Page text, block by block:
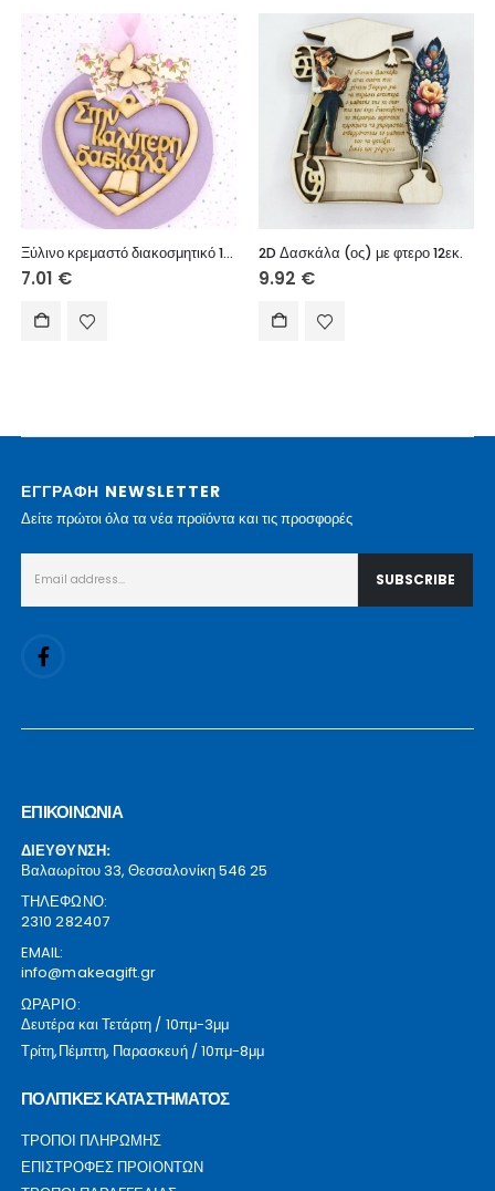
Ξύλινο κρεμαστό διακοσμητικό 12 εκ. (Στην καλύτερη δασκάλα)
7.01 €
2D Δασκάλα (ος) με φτερο 12εκ.
9.92 €
ΕΓΓΡΑΦΗ NEWSLETTER
Δείτε πρώτοι όλα τα νέα προϊόντα και τις προσφορές
ΕΠΙΚΟΙΝΩΝΙΑ
ΔΙΕΥΘΥΝΣΗ:
Βαλαωρίτου 33, Θεσσαλονίκη 546 25
ΤΗΛΕΦΩΝΟ:
2310 282407
EMAIL:
info@makeagift.gr
ΩΡΑΡΙΟ:
Δευτέρα και Τετάρτη / 10πμ-3μμ
Τρίτη,Πέμπτη, Παρασκευή / 10πμ-8μμ
ΠΟΛΙΤΙΚΕΣ ΚΑΤΑΣΤΗΜΑΤΟΣ
ΤΡΟΠΟΙ ΠΛΗΡΩΜΗΣ
ΕΠΙΣΤΡΟΦΕΣ ΠΡΟΙΟΝΤΩΝ